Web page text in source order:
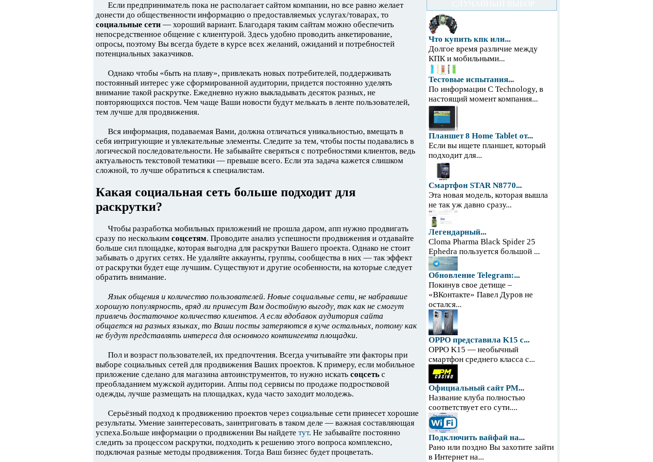
Если предприниматель пока не располагает сайтом компании, но все равно желает
донести до общественности информацию о предоставляемых услугах/товарах, то
социальные сети — хороший вариант. Благодаря таким сайтам можно обеспечить
непосредственное общение с клиентурой. Здесь удобно проводить анкетирование,
опросы, поэтому Вы всегда будете в курсе всех желаний, ожиданий и потребностей
потенциальных заказчиков.
Однако чтобы «быть на плаву», привлекать новых потребителей, поддерживать
постоянный интерес уже сформированной аудитории, придется постоянно уделять
внимание такой раскрутке. Ежедневно нужно выкладывать десяток разных, не
повторяющихся постов. Чем чаще Ваши новости будут мелькать в ленте пользователей,
тем лучше для продвижения.
Вся информация, подаваемая Вами, должна отличаться уникальностью, вмещать в
себя интригующие и увлекательные элементы. Следите за тем, чтобы посты подавались в
логической последовательности. Не забывайте сверяться с потребностями клиентов, ведь
актуальность текстовой тематики — превыше всего. Если эта задача кажется слишком
сложной, то лучше обратиться к специалистам.
Какая социальная сеть больше подходит для
раскрутки?
Чтобы разработка мобильных приложений не прошла даром, апп нужно продвигать
сразу по нескольким соцсетям. Проводите анализ успешности продвижения и отдавайте
больше сил площадке, которая выгодна для раскрутки Вашего проекта. Однако не стоит
забывать о других сетях. Не удаляйте аккаунты, группы, сообщества в них — так эффект
от раскрутки будет еще лучшим. Существуют и другие особенности, на которые следует
обратить внимание.
Язык общения и количество пользователей. Новые социальные сети, не набравшие
хорошую популярность, вряд ли принесут Вам достойную выгоду, так как не смогут
привлечь достаточное количество клиентов. А если вдобавок аудитория сайта
общается на разных языках, то Ваши посты затеряются в куче остальных, потому как
не будут представлять интереса для основного контингента площадки.
Пол и возраст пользователей, их предпочтения. Всегда учитывайте эти факторы при
выборе социальных сетей для продвижения Ваших проектов. К примеру, если мобильное
приложение сделано для магазина автоинструментов, то нужно искать соцсеть с
преобладанием мужской аудитории. Аппы под сервисы по продаже подростковой
одежды, лучше размещать на площадках, куда часто заходит молодежь.
Серьёзный подход к продвижению проектов через социальные сети принесет хорошие
результаты. Умение заинтересовать, заинтриговать в таком деле — важная составляющая
успеха.Больше информации о продвижении Вы найдете тут. Не забывайте постоянно
следить за процессом раскрутки, подходить к решению этого вопроса комплексно,
подключая разные методы продвижения. Тогда Ваш бизнес будет процветать.
Что купить кпк или...
Долгое время различие между
КПК и мобильными...
Тестовые испытания...
По информации С Technology, в
настоящий момент компания...
Планшет 8 Home Tablet от...
Если вы ищете планшет, который
подходит для...
Смартфон STAR N8770...
Эта новая модель, которая вышла
не так уж давно сразу...
Легендарный...
Cloma Pharma Black Spider 25
Ephedra пользуется большой ...
Обновление Telegram:...
Покинув свое детище –
«ВКонтакте» Павел Дуров не
остался...
OPPO представила K15 с...
OPPO K15 — необычный
смартфон среднего класса с...
Официальный сайт PM...
Название клуба полностью
соответствует его сути....
Подключить вайфай на...
Рано или поздно Вы захотите зайти
в Интернет на...